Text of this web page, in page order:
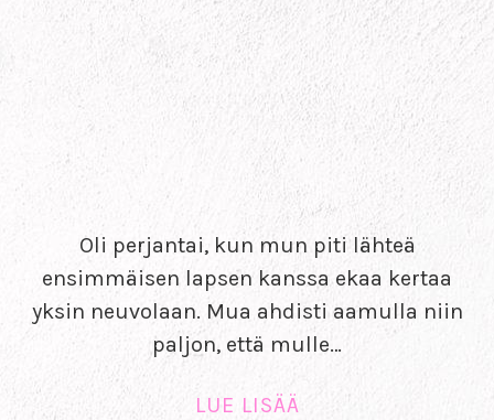
Oli perjantai, kun mun piti lähteä
ensimmäisen lapsen kanssa ekaa kertaa
yksin neuvolaan. Mua ahdisti aamulla niin
paljon, että mulle…
LUE LISÄÄ